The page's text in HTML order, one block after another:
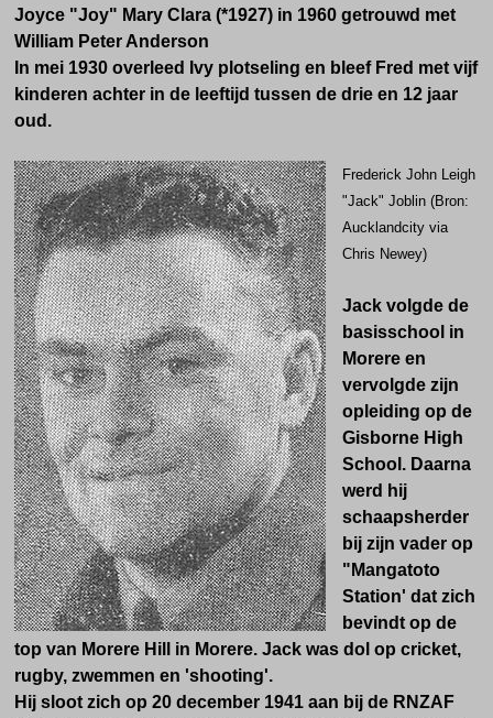
Joyce "Joy" Mary Clara (*1927) in 1960 getrouwd met
William Peter Anderson
In mei 1930 overleed Ivy plotseling en bleef Fred met vijf
kinderen achter in de leeftijd tussen de drie en 12 jaar
oud.
Frederick John Leigh
"Jack" Joblin (Bron:
Aucklandcity via
Chris Newey)
Jack volgde de
basisschool in
Morere en
vervolgde zijn
opleiding op de
Gisborne High
School. Daarna
werd hij
schaapsherder
bij zijn vader op
"Mangatoto
Station' dat zich
bevindt op de
top van Morere Hill in Morere. Jack was dol op cricket,
rugby, zwemmen en 'shooting'.
Hij sloot zich op 20 december 1941 aan bij de RNZAF